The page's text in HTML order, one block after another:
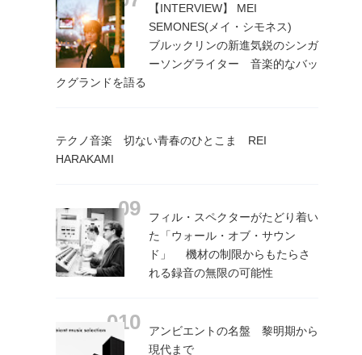
【INTERVIEW】 MEI
SEMONES(メイ・シモネス)
ブルックリンの新進気鋭のシンガ
ーソングライター 音楽的なバッ
クグランドを語る
テクノ音楽 切ない青春のひとこま REI
HARAKAMI
フィル・スペクターがたどり着い
た「ウォール・オブ・サウン
ド」 機材の制限からもたらさ
れる録音の無限の可能性
アンビエントの名盤 黎明期から
現代まで